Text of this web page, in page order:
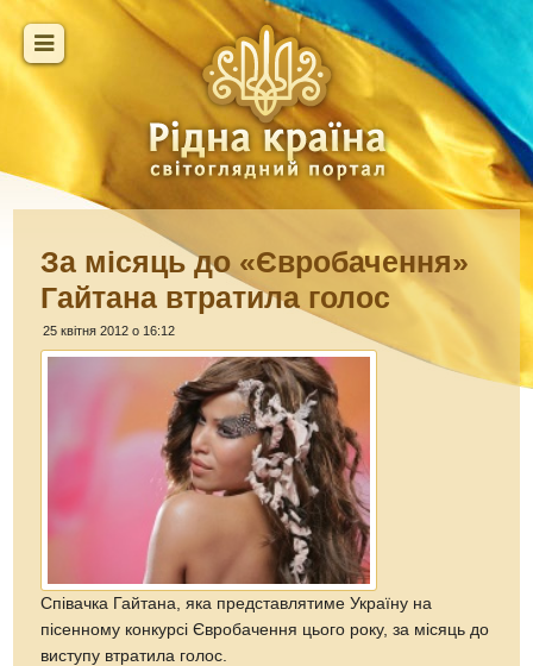
За місяць до «Євробачення»
Гайтана втратила голос
25 квітня 2012 о 16:12
Cпівачка Гайтана, яка представлятиме Україну на
пісенному конкурсі Євробачення цього року, за місяць до
виступу втратила голос.